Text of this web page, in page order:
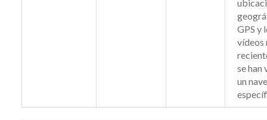
GPS y
vídeos
se han
un